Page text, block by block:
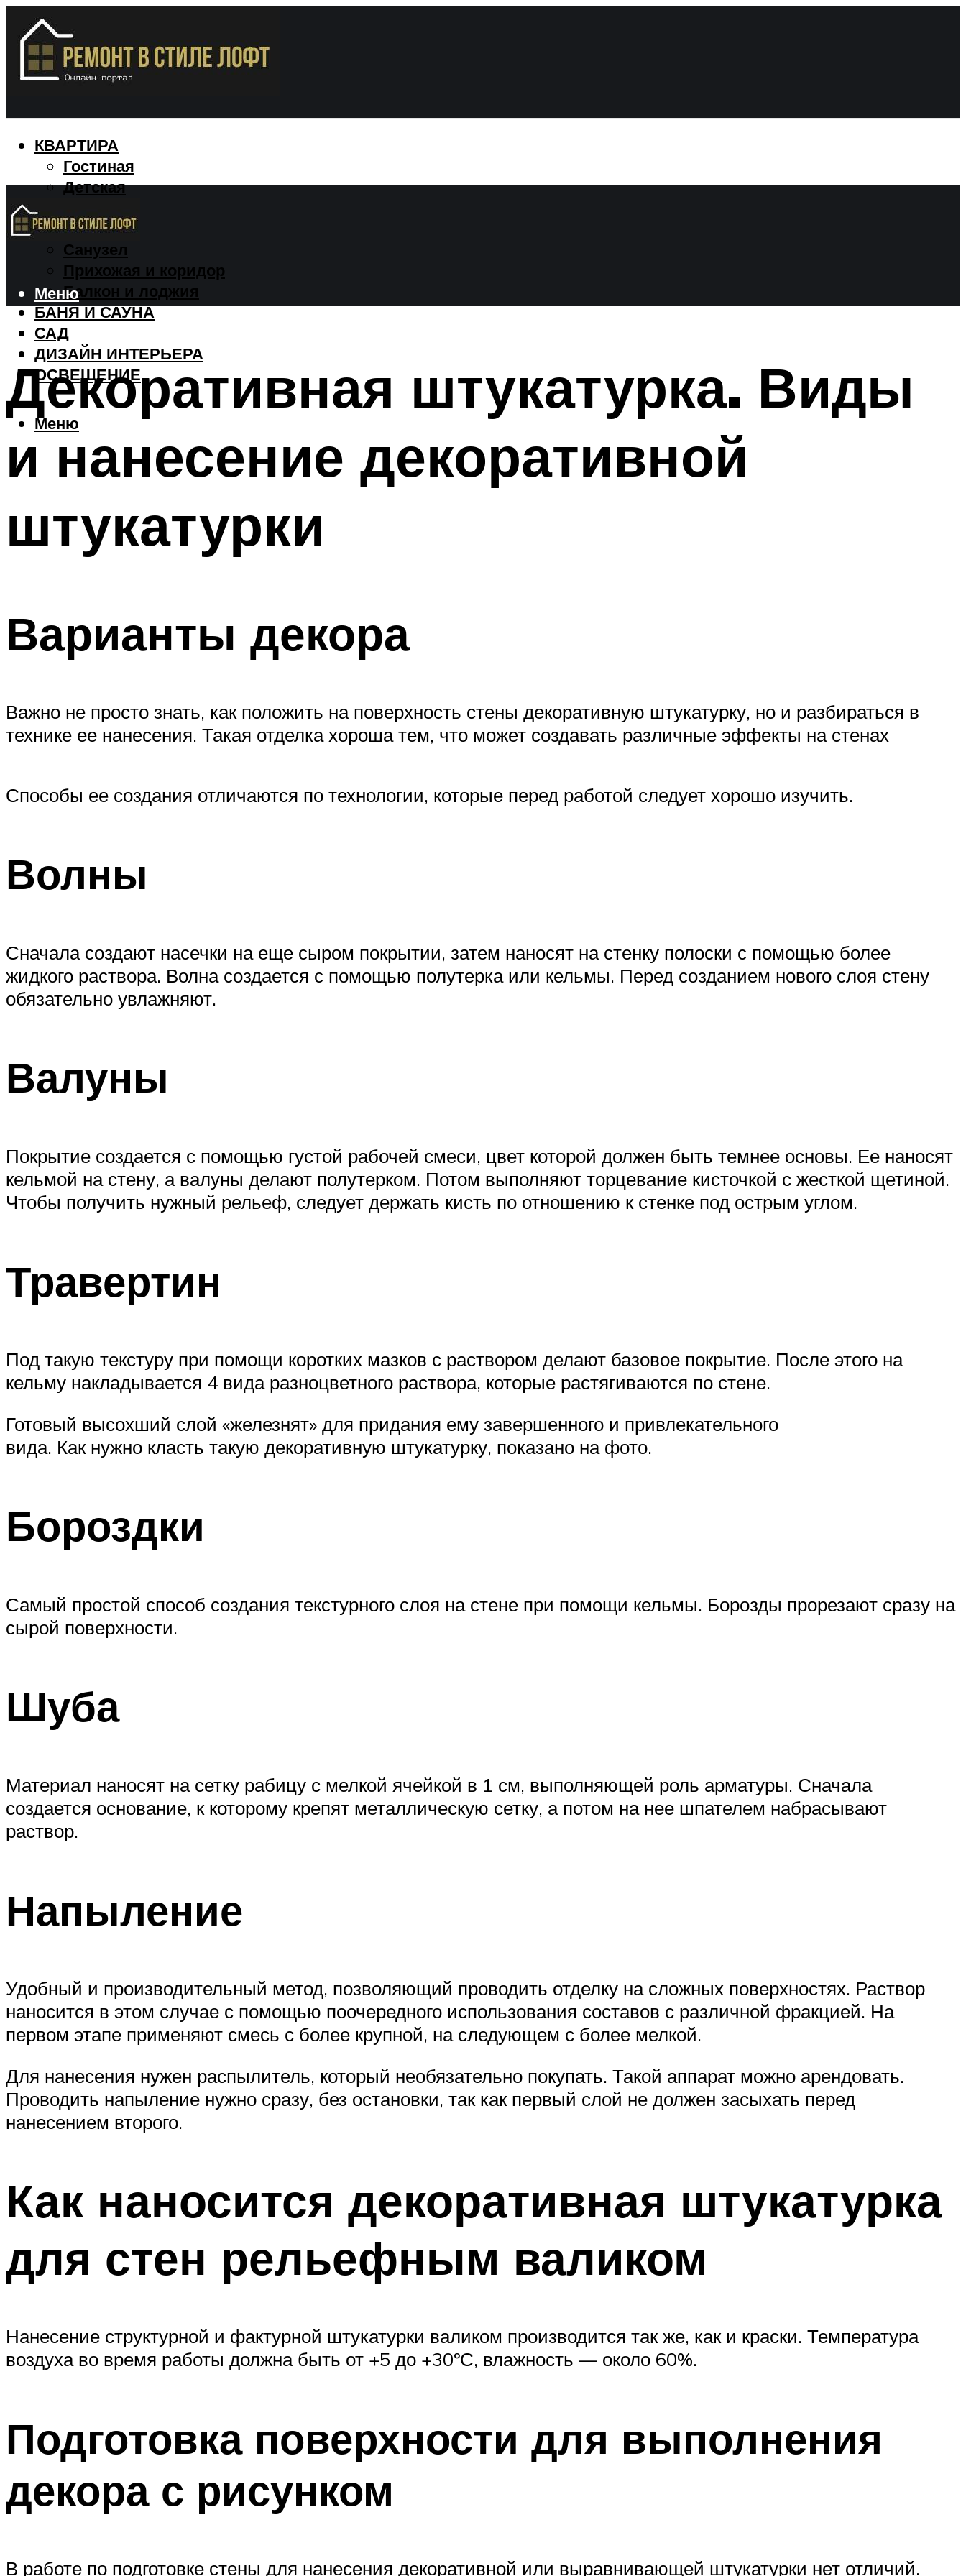
КВАРТИРА
Гостиная
Детская
Спальня
Санузел
Прихожая и коридор
Балкон и лоджия
БАНЯ И САУНА
САД
ДИЗАЙН ИНТЕРЬЕРА
ОСВЕЩЕНИЕ
Меню
Меню
Декоративная штукатурка. Виды
и нанесение декоративной
штукатурки
Варианты декора
Важно не просто знать, как положить на поверхность стены декоративную штукатурку, но и разбираться в
технике ее нанесения. Такая отделка хороша тем, что может создавать различные эффекты на стенах
Способы ее создания отличаются по технологии, которые перед работой следует хорошо изучить.
Волны
Сначала создают насечки на еще сыром покрытии, затем наносят на стенку полоски с помощью более
жидкого раствора. Волна создается с помощью полутерка или кельмы. Перед созданием нового слоя стену
обязательно увлажняют.
Валуны
Покрытие создается с помощью густой рабочей смеси, цвет которой должен быть темнее основы. Ее наносят
кельмой на стену, а валуны делают полутерком. Потом выполняют торцевание кисточкой с жесткой щетиной.
Чтобы получить нужный рельеф, следует держать кисть по отношению к стенке под острым углом.
Травертин
Под такую текстуру при помощи коротких мазков с раствором делают базовое покрытие. После этого на
кельму накладывается 4 вида разноцветного раствора, которые растягиваются по стене.
Готовый высохший слой «железнят» для придания ему завершенного и привлекательного
вида. Как нужно класть такую декоративную штукатурку, показано на фото.
Бороздки
Самый простой способ создания текстурного слоя на стене при помощи кельмы. Борозды прорезают сразу на
сырой поверхности.
Шуба
Материал наносят на сетку рабицу с мелкой ячейкой в 1 см, выполняющей роль арматуры. Сначала
создается основание, к которому крепят металлическую сетку, а потом на нее шпателем набрасывают
раствор.
Напыление
Удобный и производительный метод, позволяющий проводить отделку на сложных поверхностях. Раствор
наносится в этом случае с помощью поочередного использования составов с различной фракцией. На
первом этапе применяют смесь с более крупной, на следующем с более мелкой.
Для нанесения нужен распылитель, который необязательно покупать. Такой аппарат можно арендовать.
Проводить напыление нужно сразу, без остановки, так как первый слой не должен засыхать перед
нанесением второго.
Как наносится декоративная штукатурка
для стен рельефным валиком
Нанесение структурной и фактурной штукатурки валиком производится так же, как и краски. Температура
воздуха во время работы должна быть от +5 до +30ºС, влажность — около 60%.
Подготовка поверхности для выполнения
декора с рисунком
В работе по подготовке стены для нанесения декоративной или выравнивающей штукатурки нет отличий.